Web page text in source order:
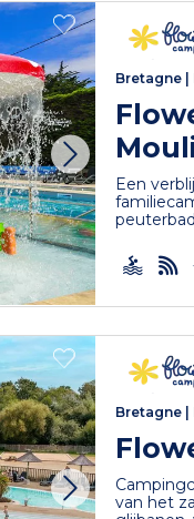
Bretagne
Een
Bretagne
van het